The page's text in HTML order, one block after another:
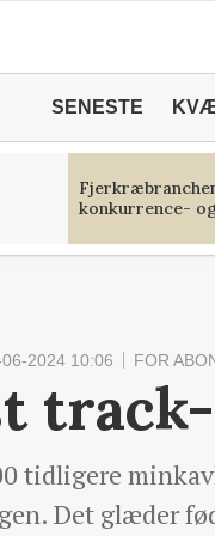
SENESTE
konkurrence-
2024 10:06 FOR
tidligere
Det glæder